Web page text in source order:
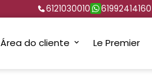
6121030010 61992414160
Área do cliente Le Premier